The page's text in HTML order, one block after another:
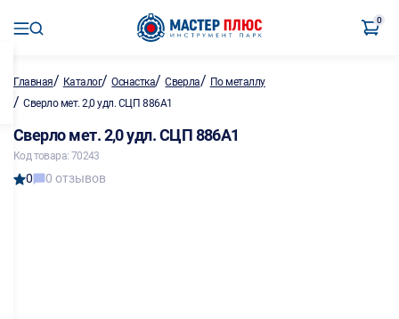
0
Главная/ Каталог/Оснастка/Сверла/ По металлу
/ Сверло мет. 2,0 удл. СЦП 886А1
Сверло мет. 2,0 удл. СЦП 886А1
Код товара: 70243
0 0 отзывов